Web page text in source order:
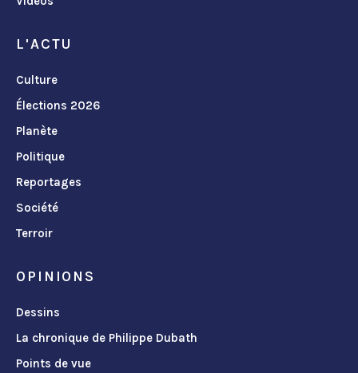
L'ACTU
Culture
Élections 2026
Planète
Politique
Reportages
Société
Terroir
OPINIONS
Dessins
La chronique de Philippe Dubath
Points de vue